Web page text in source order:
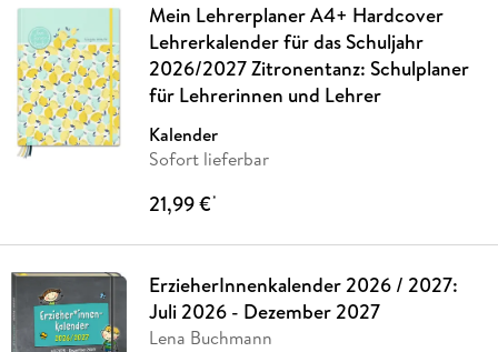
Mein Lehrerplaner A4+ Hardcover
Lehrerkalender für das Schuljahr
2026/2027 Zitronentanz: Schulplaner
für Lehrerinnen und Lehrer
Kalender
Sofort lieferbar
21,99 €*
ErzieherInnenkalender 2026 / 2027:
Juli 2026 - Dezember 2027
Lena Buchmann